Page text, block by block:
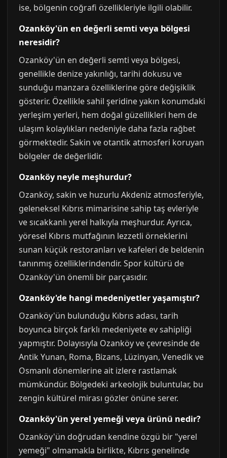
ise, bölgenin coğrafi özellikleriyle ilgili olabilir.
Ozanköy'ün en değerli semti veya bölgesi
neresidir?
Ozanköy'ün en değerli semti veya bölgesi,
genellikle denize yakınlığı, tarihi dokusu ve
sunduğu manzara özelliklerine göre değişiklik
gösterir. Özellikle sahil şeridine yakın konumdaki
yerleşim yerleri, hem doğal güzellikleri hem de
ulaşım kolaylıkları nedeniyle daha fazla rağbet
görmektedir. Sakin ve otantik atmosferi koruyan
bölgeler de değerlidir.
Ozanköy neyle meşhurdur?
Ozanköy, sakin ve huzurlu Akdeniz atmosferiyle,
geleneksel Kıbrıs mimarisine sahip taş evleriyle
ve sıcakkanlı yerel halkıyla meşhurdur. Ayrıca,
yöresel Kıbrıs mutfağının lezzetli örneklerini
sunan küçük restoranları ve kafeleri de beldenin
tanınmış özelliklerindendir. Spor kültürü de
Ozanköy'ün önemli bir parçasıdır.
Ozanköy'de hangi medeniyetler yaşamıştır?
Ozanköy'ün bulunduğu Kıbrıs adası, tarih
boyunca birçok farklı medeniyete ev sahipliği
yapmıştır. Dolayısıyla Ozanköy ve çevresinde de
Antik Yunan, Roma, Bizans, Lüzinyan, Venedik ve
Osmanlı dönemlerine ait izlere rastlamak
mümkündür. Bölgedeki arkeolojik buluntular, bu
zengin kültürel mirası gözler önüne serer.
Ozanköy'ün yerel yemeği veya ürünü nedir?
Ozanköy'ün doğrudan kendine özgü bir "yerel
yemeği" olmamakla birlikte, Kıbrıs genelinde